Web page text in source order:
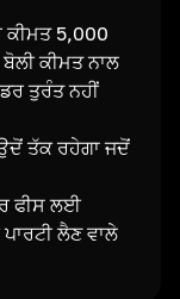
5,000
ਕੀਮਤ ਨਾਲ
ਤੁਰੰਤ ਨਹੀਂ
ਤੱਕ ਰਹੇਗਾ ਜਦੋਂ
ਫੀਸ ਲਈ
ਲੈਣ ਵਾਲੇ